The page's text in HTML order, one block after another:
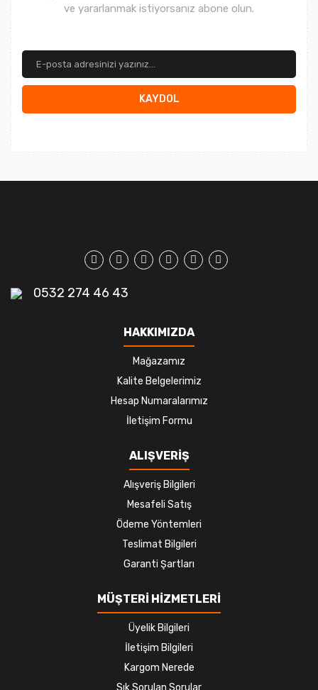
ve yararlanmak istiyorsanız abone olun.
KAYDOL
0532 274 46 43
HAKKIMIZDA
Mağazamız
Kalite Belgelerimiz
Hesap Numaralarımız
İletişim Formu
ALIŞVERİŞ
Alışveriş Bilgileri
Mesafeli Satış
Ödeme Yöntemleri
Teslimat Bilgileri
Garanti Şartları
MÜŞTERİ HİZMETLERİ
Üyelik Bilgileri
İletişim Bilgileri
Kargom Nerede
Sık Sorulan Sorular